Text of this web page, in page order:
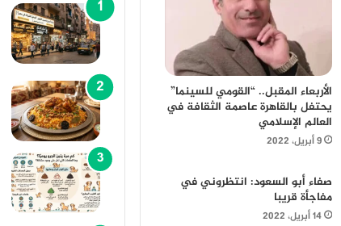
الأربعاء المقبل.. “القومي للسينما”
يحتفل بالقاهرة عاصمة الثقافة في
العالم الإسلامي
9 أبريل، 2022
صفاء أبو السعود: انتظروني في
مفاجأة قريبا
14 أبريل، 2022